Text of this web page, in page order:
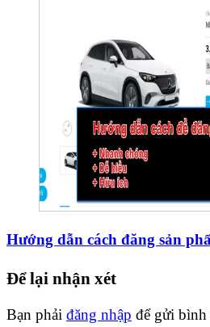
Hướng dẫn cách đăng sản
Để lại nhận xét
Bạn phải đăng nhập để gửi bình